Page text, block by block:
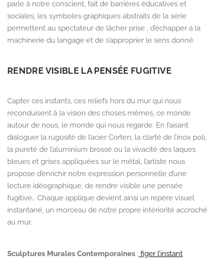
parle à notre conscient, fait de barrières éducatives et
sociales, les symboles graphiques abstraits de la série
permettent au spectateur de lâcher prise , d’échapper à la
machinerie du langage et de s’approprier le sens donné.
RENDRE VISIBLE LA PENSÉE FUGITIVE
Capter ces instants, ces reliefs hors du mur qui nous
reconduisent à la vision des choses mêmes, ce monde
autour de nous, le monde qui nous regarde. En faisant
dialoguer la rugosité de l’acier Corten, la clarté de l’inox poli,
la pureté de l’aluminium brossé ou la vivacité des laques
bleues et grises appliquées sur le métal, l’artiste nous
propose d’enrichir notre expression personnelle d’une
lecture idéographique, de rendre visible une pensée
fugitive… Chaque applique devient ainsi un repère visuel
instantané, un morceau de notre propre intériorité accroché
au mur.
Sculptures Murales Contemporaines : figer l’instant